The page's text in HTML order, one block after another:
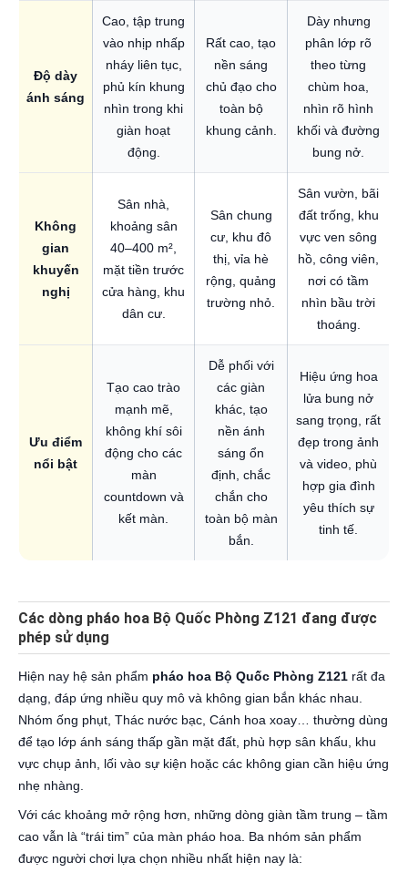
Độ dày
ánh sáng
Cao, tập trung
vào nhịp nhấp
nháy liên tục,
phủ kín khung
nhìn trong khi
giàn hoạt
động.
Rất cao, tạo
nền sáng
chủ đạo cho
toàn bộ
khung cảnh.
Dày nhưng
phân lớp rõ
theo từng
chùm hoa,
nhìn rõ hình
khối và đường
bung nở.
Không
gian
khuyến
nghị
Sân nhà,
khoảng sân
40–400 m²,
mặt tiền trước
cửa hàng, khu
dân cư.
Sân chung
cư, khu đô
thị, vỉa hè
rộng, quảng
trường nhỏ.
Sân vườn, bãi
đất trống, khu
vực ven sông
hồ, công viên,
nơi có tầm
nhìn bầu trời
thoáng.
Ưu điểm
nổi bật
Tạo cao trào
mạnh mẽ,
không khí sôi
động cho các
màn
countdown và
kết màn.
Dễ phối với
các giàn
khác, tạo
nền ánh
sáng ổn
định, chắc
chắn cho
toàn bộ màn
bắn.
Hiệu ứng hoa
lửa bung nở
sang trọng, rất
đẹp trong ảnh
và video, phù
hợp gia đình
yêu thích sự
tinh tế.
Các dòng pháo hoa Bộ Quốc Phòng Z121 đang được
phép sử dụng
Hiện nay hệ sản phẩm pháo hoa Bộ Quốc Phòng Z121 rất đa
dạng, đáp ứng nhiều quy mô và không gian bắn khác nhau.
Nhóm ống phụt, Thác nước bạc, Cánh hoa xoay… thường dùng
để tạo lớp ánh sáng thấp gần mặt đất, phù hợp sân khấu, khu
vực chụp ảnh, lối vào sự kiện hoặc các không gian cần hiệu ứng
nhẹ nhàng.
Với các khoảng mở rộng hơn, những dòng giàn tầm trung – tầm
cao vẫn là “trái tim” của màn pháo hoa. Ba nhóm sản phẩm
được người chơi lựa chọn nhiều nhất hiện nay là: